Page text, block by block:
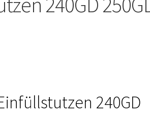
240GD